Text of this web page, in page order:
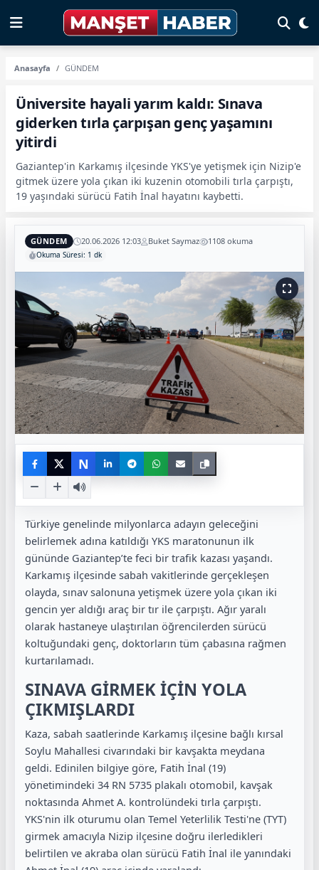
Anasayfa GÜNDEM
Üniversite hayali yarım kaldı: Sınava
giderken tırla çarpışan genç yaşamını
yitirdi
Gaziantep'in Karkamış ilçesinde YKS'ye yetişmek için Nizip'e
gitmek üzere yola çıkan iki kuzenin otomobili tırla çarpıştı,
19 yaşındaki sürücü Fatih İnal hayatını kaybetti.
GÜNDEM 20.06.2026 12:03 Buket Saymaz 1108 okuma
Okuma Süresi: 1 dk
N
Türkiye genelinde milyonlarca adayın geleceğini
belirlemek adına katıldığı YKS maratonunun ilk
gününde Gaziantep’te feci bir trafik kazası yaşandı.
Karkamış ilçesinde sabah vakitlerinde gerçekleşen
olayda, sınav salonuna yetişmek üzere yola çıkan iki
gencin yer aldığı araç bir tır ile çarpıştı. Ağır yaralı
olarak hastaneye ulaştırılan öğrencilerden sürücü
koltuğundaki genç, doktorların tüm çabasına rağmen
kurtarılamadı.
SINAVA GİRMEK İÇİN YOLA
ÇIKMIŞLARDI
Kaza, sabah saatlerinde Karkamış ilçesine bağlı kırsal
Soylu Mahallesi civarındaki bir kavşakta meydana
geldi. Edinilen bilgiye göre, Fatih İnal (19)
yönetimindeki 34 RN 5735 plakalı otomobil, kavşak
noktasında Ahmet A. kontrolündeki tırla çarpıştı.
YKS'nin ilk oturumu olan Temel Yeterlilik Testi'ne (TYT)
girmek amacıyla Nizip ilçesine doğru ilerledikleri
belirtilen ve akraba olan sürücü Fatih İnal ile yanındaki